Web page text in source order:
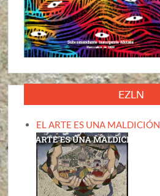
EZLN
EL ARTE ES UNA MALDICIÓN